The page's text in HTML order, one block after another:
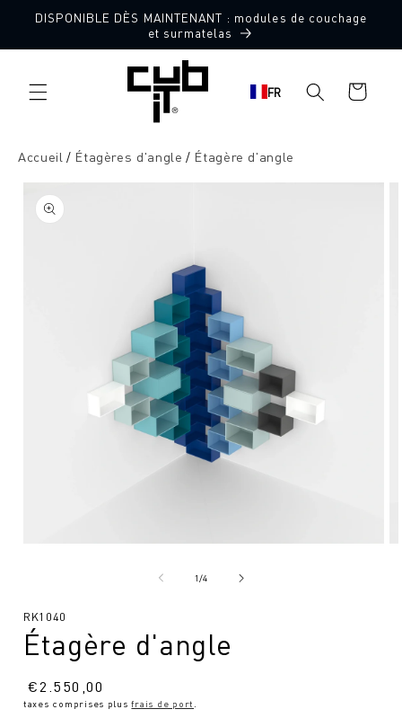
directement
DISPONIBLE DÈS MAINTENANT : modules de couchage
et surmatelas
FR
Panier
d'achat
Accueil Étagères d'angle Étagère d'angle
sur le
produit
modal
1/de4
SKU
RK1040
Étagère d'angle
Prix
normal
€2.550,00
taxes comprises plusfrais de port